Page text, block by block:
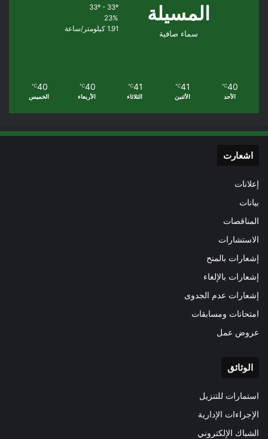
المسيلة
سماء صافية
33º - 33º
23%
1.91 كيلومتر/ساعة
40
℃
الأحد
41
℃
الأثنين
41
℃
الثلاثاء
40
℃
الأربعاء
40
℃
الخميس
اشعارت
إعلانات
بيانات
المناقصات
الاستشارات
إشعارات بالمنح
إشعارات بالإلغاء
إشعارات عدم الجدوى
امتحانات ومسابقات
عروض عمل
الوثائق
استمارات للتنزيل
الإجراءات الإدارية
الشباك الإلكتروني